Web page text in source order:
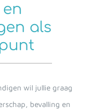
als
wil jullie graag
bevalling en